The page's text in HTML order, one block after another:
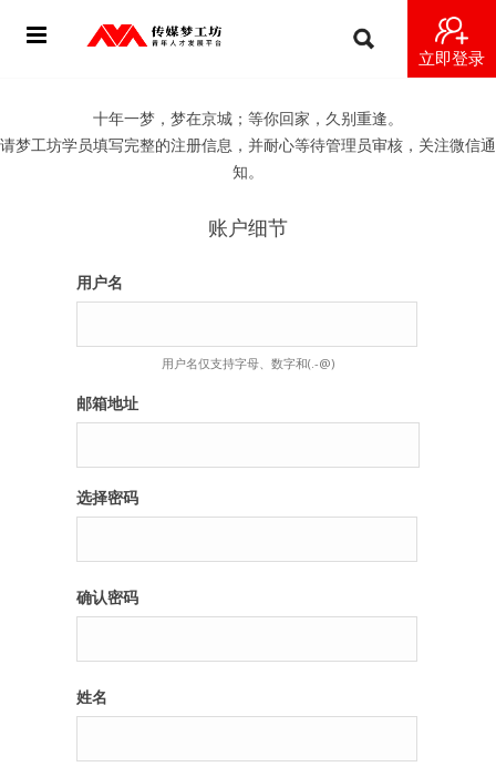
立即登录
纪录片2 青年人不同活法
出彩2016
十年一梦，梦在京城；等你回家，久别重逢。
请梦工坊学员填写完整的注册信息，并耐心等待管理员审核，关注微信通
知。
账户细节
用户名
用户名仅支持字母、数字和(.-@)
邮箱地址
选择密码
确认密码
姓名